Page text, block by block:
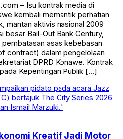
– Isu kontrak media di
kembali memantik perhatian
mantan aktivis nasional 2009
besar Bail-Out Bank Century,
asas kebebasan
contract) dalam pengelolaan
DPRD Konawe. Kontrak
Kepentingan Publik […]
Kreatif Jadi Motor